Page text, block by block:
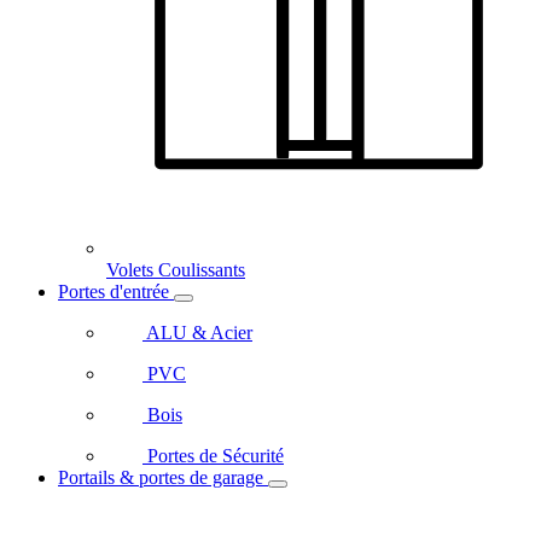
Volets Coulissants
Portes d'entrée
ALU & Acier
PVC
Bois
Portes de Sécurité
Portails & portes de garage